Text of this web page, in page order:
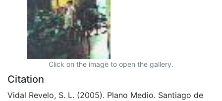
Click on the image to open the gallery.
Citation
Vidal Revelo, S. L. (2005). Plano Medio. Santiago de